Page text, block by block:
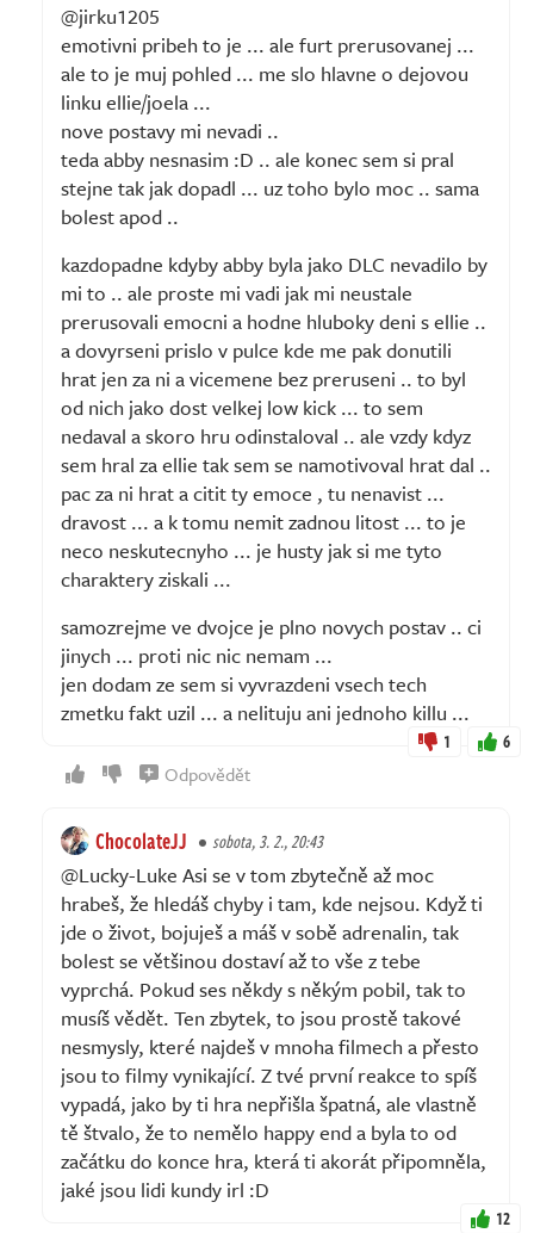
@jirku1205
emotivni pribeh to je ... ale furt prerusovanej ...
ale to je muj pohled ... me slo hlavne o dejovou
linku ellie/joela ...
nove postavy mi nevadi ..
teda abby nesnasim :D .. ale konec sem si pral
stejne tak jak dopadl ... uz toho bylo moc .. sama
bolest apod ..
kazdopadne kdyby abby byla jako DLC nevadilo by
mi to .. ale proste mi vadi jak mi neustale
prerusovali emocni a hodne hluboky deni s ellie ..
a dovyrseni prislo v pulce kde me pak donutili
hrat jen za ni a vicemene bez preruseni .. to byl
od nich jako dost velkej low kick ... to sem
nedaval a skoro hru odinstaloval .. ale vzdy kdyz
sem hral za ellie tak sem se namotivoval hrat dal ..
pac za ni hrat a citit ty emoce , tu nenavist ...
dravost ... a k tomu nemit zadnou litost ... to je
neco neskutecnyho ... je husty jak si me tyto
charaktery ziskali ...
samozrejme ve dvojce je plno novych postav .. ci
jinych ... proti nic nic nemam ...
jen dodam ze sem si vyvrazdeni vsech tech
zmetku fakt uzil ... a nelituju ani jednoho killu ...
1 6
Odpovědět
ChocolateJJ sobota, 3. 2., 20:43
@Lucky-Luke Asi se v tom zbytečně až moc
hrabeš, že hledáš chyby i tam, kde nejsou. Když ti
jde o život, bojuješ a máš v sobě adrenalin, tak
bolest se většinou dostaví až to vše z tebe
vyprchá. Pokud ses někdy s někým pobil, tak to
musíš vědět. Ten zbytek, to jsou prostě takové
nesmysly, které najdeš v mnoha filmech a přesto
jsou to filmy vynikající. Z tvé první reakce to spíš
vypadá, jako by ti hra nepřišla špatná, ale vlastně
tě štvalo, že to nemělo happy end a byla to od
začátku do konce hra, která ti akorát připomněla,
jaké jsou lidi kundy irl :D
12